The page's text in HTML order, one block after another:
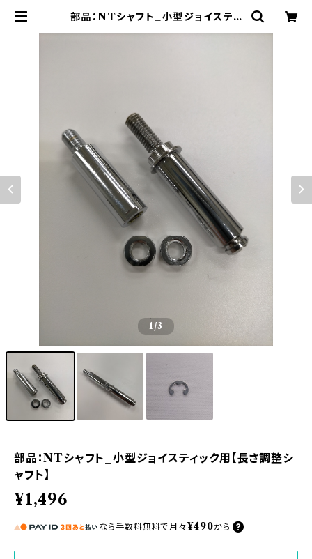
部品：NTシャフト_小型ジョイスティ
1/3
部品：NTシャフト_小型ジョイスティック用【長さ調整シ
ャフト】
¥1,496
なら 手数料無料で 月々¥490から